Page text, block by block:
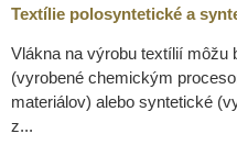
Textílie polosyntetické a
Vlákna na výrobu textílií môžu
(vyrobené chemickým
materiálov) alebo syntetické
z...